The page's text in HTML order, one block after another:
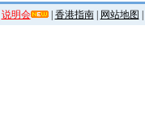
说明会 | 香港指南| 网站地图